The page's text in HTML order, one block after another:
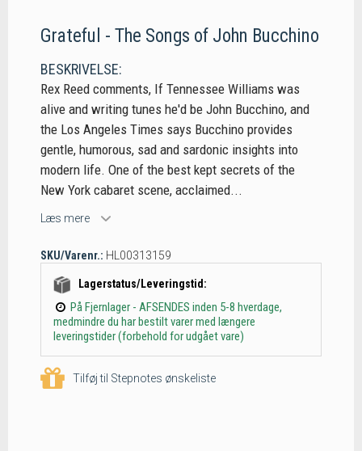
Grateful - The Songs of John Bucchino
BESKRIVELSE:
Rex Reed comments, If Tennessee Williams was
alive and writing tunes he'd be John Bucchino, and
the Los Angeles Times says Bucchino provides
gentle, humorous, sad and sardonic insights into
modern life. One of the best kept secrets of the
New York cabaret scene, acclaimed...
Læs mere
SKU/Varenr.: HL00313159
Lagerstatus/Leveringstid:
På Fjernlager - AFSENDES inden 5-8 hverdage,
medmindre du har bestilt varer med længere
leveringstider (forbehold for udgået vare)
Tilføj til Stepnotes ønskeliste